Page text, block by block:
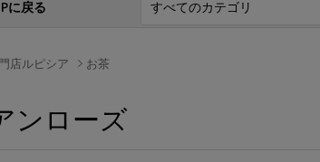
に戻る
店ルピシア お茶
ンローズ